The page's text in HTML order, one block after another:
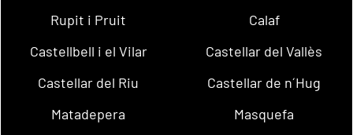
Rupit i Pruit
Calaf
Castellbell i el Vilar
Castellar del Vallès
Castellar del Riu
Castellar de n´Hug
Matadepera
Masquefa